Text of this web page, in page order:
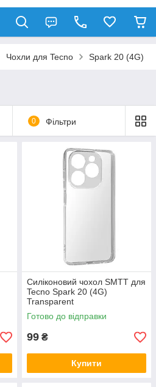
Чохли для Tecno Spark 20 (4G)
0 Фільтри
Силіконовий чохол SMTT для
Tecno Spark 20 (4G)
Transparent
Готово до відправки
99 ₴
Купити